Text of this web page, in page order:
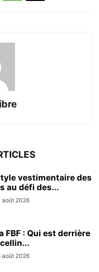
vestimentaire des
au défi des...
août 2026
FBF : Qui est derrière
août 2026